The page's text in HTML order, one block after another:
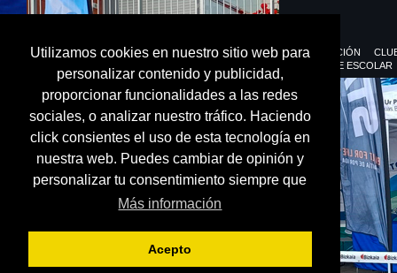
Utilizamos cookies en nuestro sitio web para
personalizar contenido y publicidad,
proporcionar funcionalidades a las redes
sociales, o analizar nuestro tráfico. Haciendo
click consientes el uso de esta tecnología en
nuestra web. Puedes cambiar de opinión y
personalizar tu consentimiento siempre que
Más información
Acepto
FEDERACIÓN
DEPORTE ESCOLAR